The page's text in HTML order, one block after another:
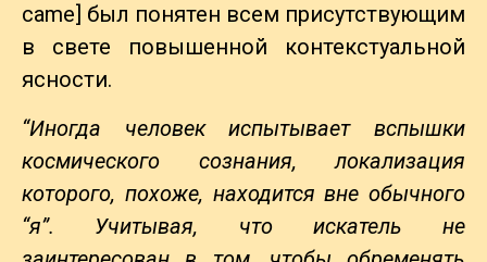
came] был понятен всем присутствующим
в свете повышенной контекстуальной
ясности.
“Иногда человек испытывает вспышки
космического сознания, локализация
которого, похоже, находится вне обычного
“я”. Учитывая, что искатель не